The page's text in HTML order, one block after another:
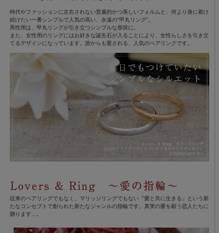
時代やファッションに左右されない普遍的かつ美しいフォルムと、何より身に着け
続けたい一番シンプルで人気の高い、永遠の“甲丸リング”。
男性用は、甲丸リングが引き立つシンプルな形状に。
また、女性用のリングにはお好きな誕生石が入ることにより、女性らしさを引き立
てるデザインになっています。誰からも愛される、人気のペアリングです。
従来のペアリングでもなく、マリッジリングでもない『愛と共に生きる』という新
たなコンセプトで創られた新たなジャンルの指輪です。真実の愛を願う恋人たちに
贈ります…。